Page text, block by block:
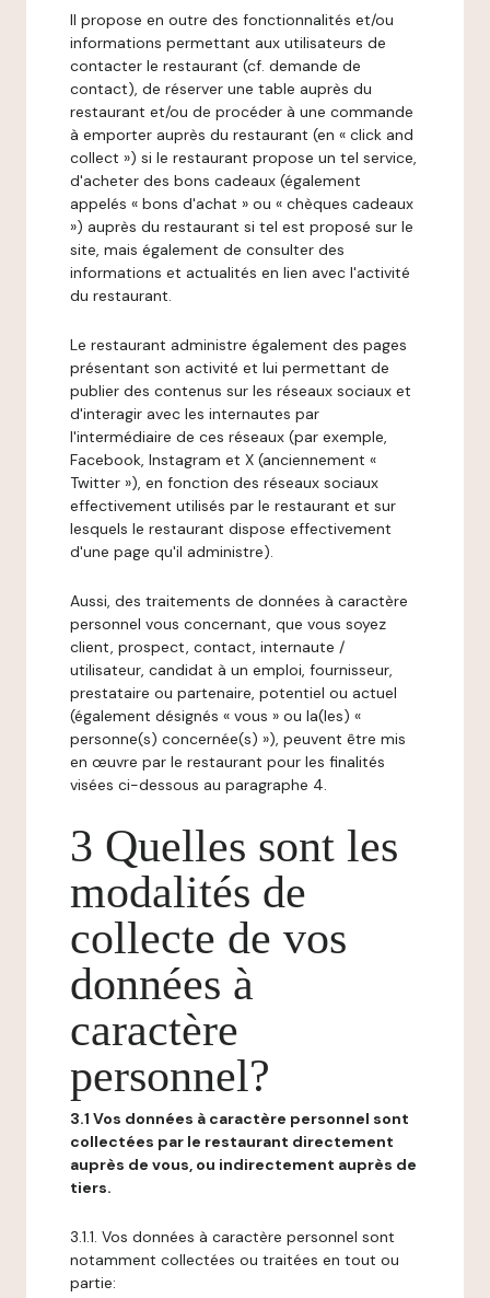
Il propose en outre des fonctionnalités et/ou
informations permettant aux utilisateurs de
contacter le restaurant (cf. demande de
contact), de réserver une table auprès du
restaurant et/ou de procéder à une commande
à emporter auprès du restaurant (en « click and
collect ») si le restaurant propose un tel service,
d'acheter des bons cadeaux (également
appelés « bons d'achat » ou « chèques cadeaux
») auprès du restaurant si tel est proposé sur le
site, mais également de consulter des
informations et actualités en lien avec l'activité
du restaurant.
Le restaurant administre également des pages
présentant son activité et lui permettant de
publier des contenus sur les réseaux sociaux et
d'interagir avec les internautes par
l'intermédiaire de ces réseaux (par exemple,
Facebook, Instagram et X (anciennement «
Twitter »), en fonction des réseaux sociaux
effectivement utilisés par le restaurant et sur
lesquels le restaurant dispose effectivement
d'une page qu'il administre).
Aussi, des traitements de données à caractère
personnel vous concernant, que vous soyez
client, prospect, contact, internaute /
utilisateur, candidat à un emploi, fournisseur,
prestataire ou partenaire, potentiel ou actuel
(également désignés « vous » ou la(les) «
personne(s) concernée(s) »), peuvent être mis
en œuvre par le restaurant pour les finalités
visées ci-dessous au paragraphe 4.
3 Quelles sont les
modalités de
collecte de vos
données à
caractère
personnel?
3.1 Vos données à caractère personnel sont
collectées par le restaurant directement
auprès de vous, ou indirectement auprès de
tiers.
3.1.1. Vos données à caractère personnel sont
notamment collectées ou traitées en tout ou
partie: